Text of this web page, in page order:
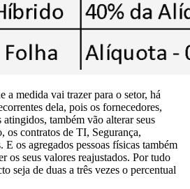
a medida vai trazer para o setor, há
dela, pois os fornecedores,
também vão alterar seus
os contratos de TI, Segurança,
os agregados pessoas físicas também
os seus valores reajustados. Por tudo
seja de duas a três vezes o percentual